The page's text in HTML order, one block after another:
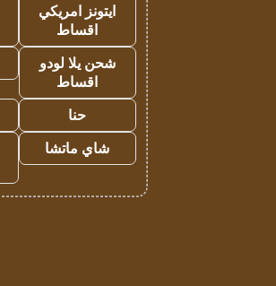
ايتونز امريكي
اقساط
شحن يلا لودو
اقساط
حنا
شاي ماتشا